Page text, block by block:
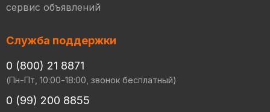
сервис объявлений
Служба поддержки
0 (800) 21 8871
(Пн-Пт, 10:00-18:00, звонок бесплатный)
0 (99) 200 8855